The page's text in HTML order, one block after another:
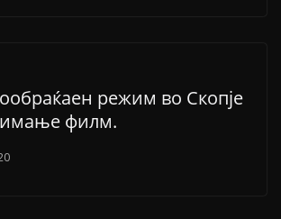
режим во Скопје
филм.